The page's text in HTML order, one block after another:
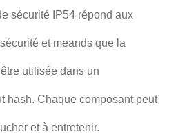
sécurité IP54 répond aux
et meands que la
utilisée dans un
hash. Chaque composant peut
et à entretenir.